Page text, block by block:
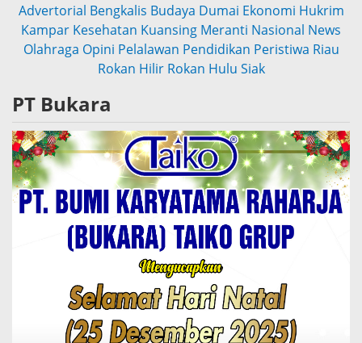
Advertorial Bengkalis Budaya Dumai Ekonomi Hukrim
Kampar Kesehatan Kuansing Meranti Nasional News
Olahraga Opini Pelalawan Pendidikan Peristiwa Riau
Rokan Hilir Rokan Hulu Siak
PT Bukara